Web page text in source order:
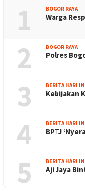
1 BOGOR RAYA
Warga
2 BOGOR RAYA
Polres
3 BERITA HARI
Kebijakan
4 BERITA HARI
BPTJ
5 BERITA HARI
Aji Jaya